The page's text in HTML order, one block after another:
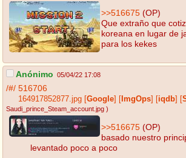
>>516675 (OP)
Que extraño que
koreana en lugar de
para los kekes
Anónimo 05/04/22 17:08
/#/ 516706
164917852877.jpg Google ImgOps iqdb
Saudi_prince_Steam_account.jpg )
>>516675 (OP)
basado nuestro
levantado poco a poco